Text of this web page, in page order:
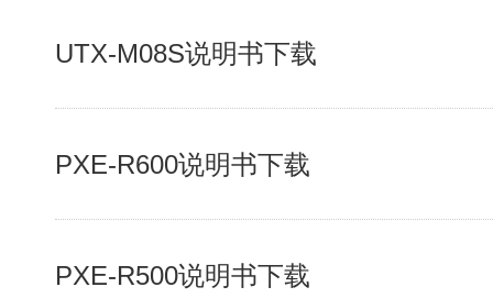
UTX-M08S说明书下载
PXE-R600说明书下载
PXE-R500说明书下载